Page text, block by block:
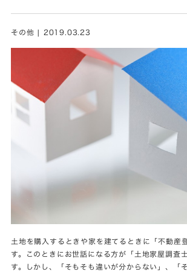
その他 | 2019.03.23
土地を購入するときや家を建てるときに「不動産
す。このときにお世話になる方が「土地家屋調査
す。しかし、「そもそも違いが分からない」、「